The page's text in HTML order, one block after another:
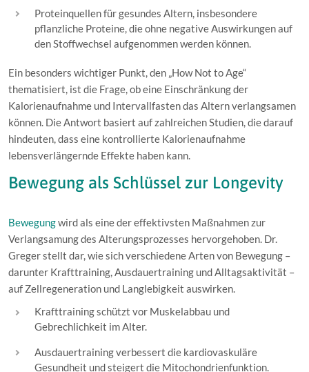
Proteinquellen für gesundes Altern, insbesondere
pflanzliche Proteine, die ohne negative Auswirkungen auf
den Stoffwechsel aufgenommen werden können.
Ein besonders wichtiger Punkt, den „How Not to Age“
thematisiert, ist die Frage, ob eine Einschränkung der
Kalorienaufnahme und Intervallfasten das Altern verlangsamen
können. Die Antwort basiert auf zahlreichen Studien, die darauf
hindeuten, dass eine kontrollierte Kalorienaufnahme
lebensverlängernde Effekte haben kann.
Bewegung als Schlüssel zur Longevity
Bewegungwird als eine der effektivsten Maßnahmen zur
Verlangsamung des Alterungsprozesses hervorgehoben. Dr.
Greger stellt dar, wie sich verschiedene Arten von Bewegung –
darunter Krafttraining, Ausdauertraining und Alltagsaktivität –
auf Zellregeneration und Langlebigkeit auswirken.
Krafttraining schützt vor Muskelabbau und
Gebrechlichkeit im Alter.
Ausdauertraining verbessert die kardiovaskuläre
Gesundheit und steigert die Mitochondrienfunktion.